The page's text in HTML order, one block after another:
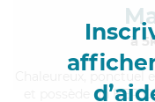
à
, ponctuel
et possède un BEP